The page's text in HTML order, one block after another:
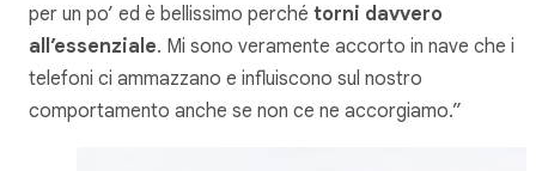
per un po’ ed è bellissimo perché torni davvero
all’essenziale. Mi sono veramente accorto in nave che i
telefoni ci ammazzano e influiscono sul nostro
comportamento anche se non ce ne accorgiamo.”